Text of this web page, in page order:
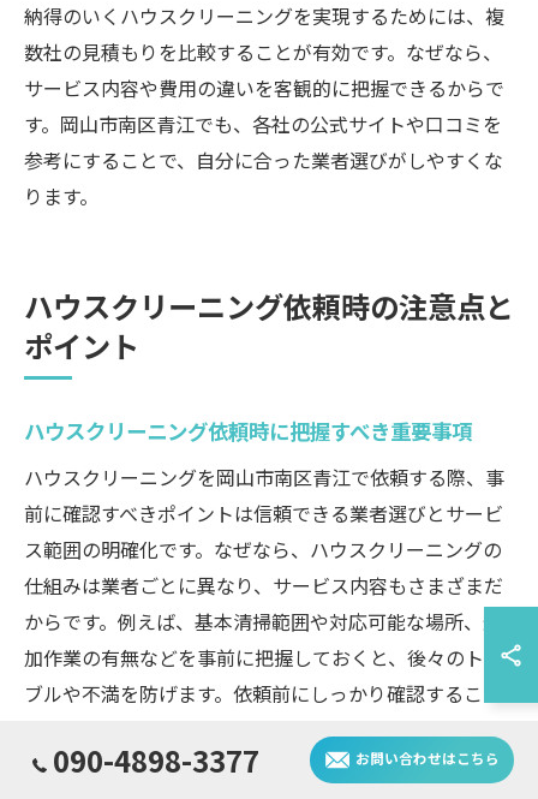
納得のいくハウスクリーニングを実現するためには、複
数社の見積もりを比較することが有効です。なぜなら、
サービス内容や費用の違いを客観的に把握できるからで
す。岡山市南区青江でも、各社の公式サイトや口コミを
参考にすることで、自分に合った業者選びがしやすくな
ります。
ハウスクリーニング依頼時の注意点と
ポイント
ハウスクリーニング依頼時に把握すべき重要事項
ハウスクリーニングを岡山市南区青江で依頼する際、事
前に確認すべきポイントは信頼できる業者選びとサービ
ス範囲の明確化です。なぜなら、ハウスクリーニングの
仕組みは業者ごとに異なり、サービス内容もさまざまだ
からです。例えば、基本清掃範囲や対応可能な場所、追
加作業の有無などを事前に把握しておくと、後々のトラ
ブルや不満を防げます。依頼前にしっかり確認すること
が、安心してハウスクリーニングを利用する第一歩で
す。090-4898-3377 お問い合わせはこちら